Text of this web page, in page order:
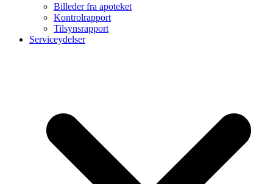
Billeder fra apoteket
Kontrolrapport
Tilsynsrapport
Serviceydelser